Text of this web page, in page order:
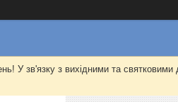
У зв'язку з вихідними та